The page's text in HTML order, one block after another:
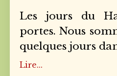
Les jours du
portes. Nous
quelques jours
Lire...